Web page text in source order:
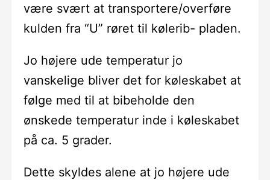
være svært at transportere/overføre
kulden fra “U” røret til kølerib- pladen.
Jo højere ude temperatur jo
vanskelige bliver det for køleskabet at
følge med til at bibeholde den
ønskede temperatur inde i køleskabet
på ca. 5 grader.
Dette skyldes alene at jo højere ude